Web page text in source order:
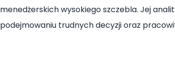
menedżerskich wysokiego szczebla. Jej
podejmowaniu trudnych decyzji oraz